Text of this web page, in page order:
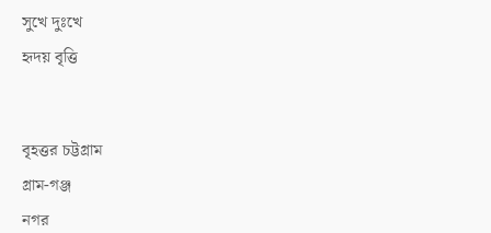
সুখে দুঃখে
হৃদয় বৃত্তি
বৃহত্তর চট্টগ্রাম
গ্রাম-গঞ্জ
নগর